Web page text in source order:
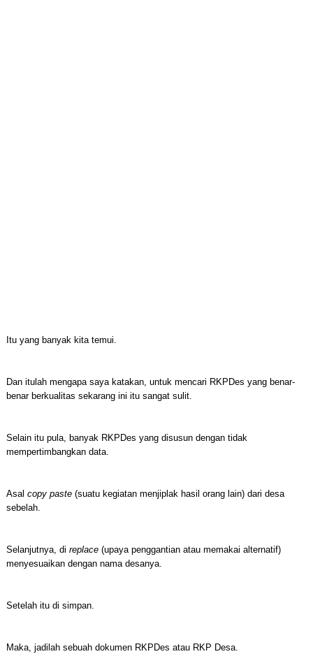
Itu yang banyak kita temui.
Dan itulah mengapa saya katakan, untuk mencari RKPDes yang benar-
benar berkualitas sekarang ini itu sangat sulit.
Selain itu pula, banyak RKPDes yang disusun dengan tidak
mempertimbangkan data.
Asal copy paste(suatu kegiatan menjiplak hasil orang lain) dari desa
sebelah.
Selanjutnya, di replace(upaya penggantian atau memakai alternatif)
menyesuaikan dengan nama desanya.
Setelah itu di simpan.
Maka, jadilah sebuah dokumen RKPDes atau RKP Desa.